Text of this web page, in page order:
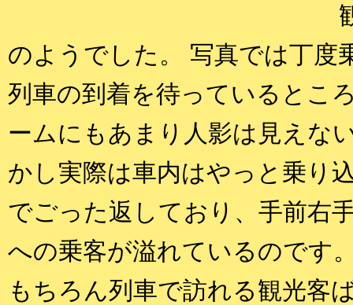
のようでした。 写真では丁度
列車の到着を待っているとこ
ームにもあまり人影は見えな
かし実際は車内はやっと乗り
でごった返しており、手前右
への乗客が溢れているのです
もちろん列車で訪れる観光客